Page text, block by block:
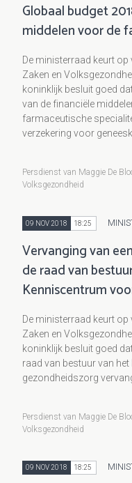
Globaal budget
middelen voor de
De ministerraad keurt
Zaken en
koninklijk besluit goed
van de financiële
farmaceutische
verzekering voor
Persdienst van Maggie De
Volksgezondheid
09 NOV 2018 18:25
Vervanging van
de raad van
Kenniscentrum
De ministerraad keurt
Zaken en
koninklijk besluit goed
raad van bestuur van
gezondheidszorg
Persdienst van Maggie De
Volksgezondheid
09 NOV 2018 18:25